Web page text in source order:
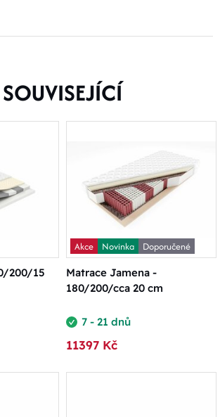
SOUVISEJÍCÍ
200/15
Akce Novinka
Doporučené
Matrace Jamena -
180/200/cca 20 cm
7 - 21 dnů
11397 Kč